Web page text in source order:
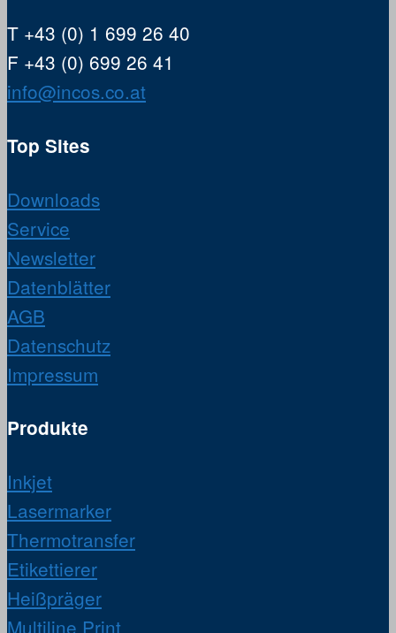
T +43 (0) 1 699 26 40
F +43 (0) 699 26 41
info@incos.co.at
Top Sites
Downloads
Service
Newsletter
Datenblätter
AGB
Datenschutz
Impressum
Produkte
Inkjet
Lasermarker
Thermotransfer
Etikettierer
Heißpräger
Multiline Print